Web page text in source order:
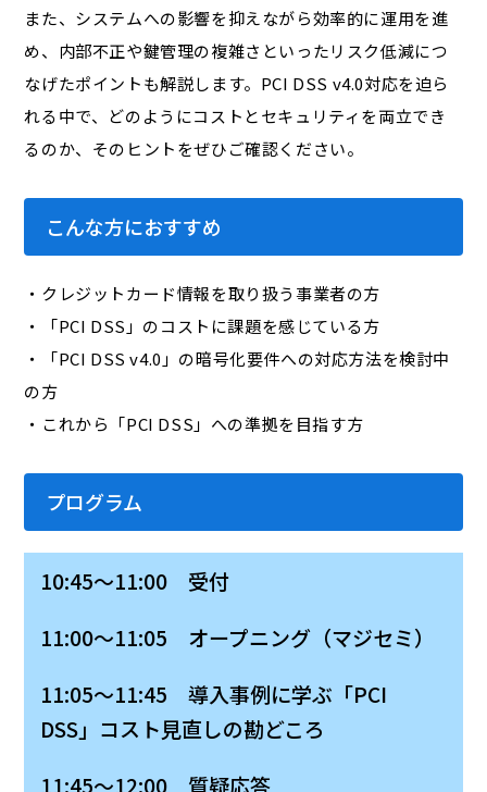
また、システムへの影響を抑えながら効率的に運用を進
め、内部不正や鍵管理の複雑さといったリスク低減につ
なげたポイントも解説します。PCI DSS v4.0対応を迫ら
れる中で、どのようにコストとセキュリティを両立でき
るのか、そのヒントをぜひご確認ください。
こんな方におすすめ
・クレジットカード情報を取り扱う事業者の方
・「PCI DSS」のコストに課題を感じている方
・「PCI DSS v4.0」の暗号化要件への対応方法を検討中
の方
・これから「PCI DSS」への準拠を目指す方
プログラム
10:45～11:00 受付
11:00～11:05 オープニング（マジセミ）
11:05～11:45 導入事例に学ぶ「PCI
DSS」コスト見直しの勘どころ
11:45～12:00 質疑応答